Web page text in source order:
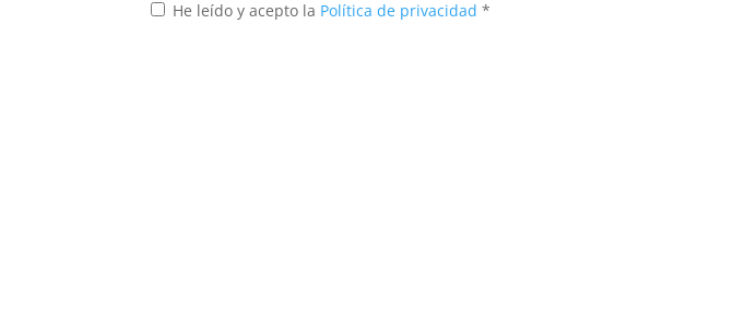
He leído y acepto la Política de privacidad*